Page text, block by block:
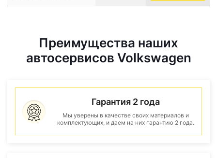
Преимущества наших
автосервисов Volkswagen
Гарантия 2 года
Мы уверены в качестве своих материалов и
комплектующих, и даем на них гарантию 2 года.